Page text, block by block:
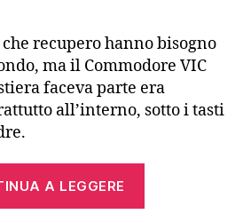
recupero hanno bisogno
ma il Commodore VIC
faceva parte era
all’interno, sotto i tasti
A LEGGERE